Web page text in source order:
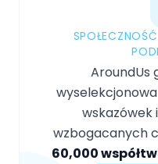
AroundUs
wskazówek
wzbogacanych
60,000